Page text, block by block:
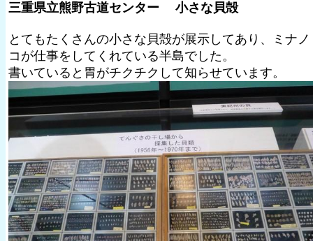
三重県立熊野古道センター 小さな貝殻
とてもたくさんの小さな貝殻が展示してあり、ミナノ
コが仕事をしてくれている半島でした。
書いていると胃がチクチクして知らせています。